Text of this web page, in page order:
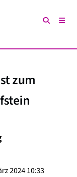
zum
2024 10:33